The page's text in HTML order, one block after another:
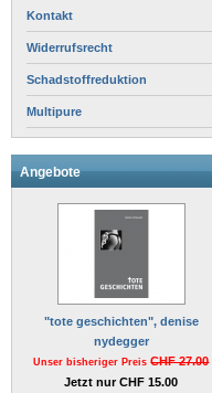
Kontakt
Widerrufsrecht
Schadstoffreduktion
Multipure
Angebote
"tote geschichten", denise
nydegger
Unser bisheriger PreisCHF 27.00
Jetzt nur CHF 15.00